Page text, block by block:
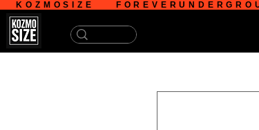
KOZMOSIZE